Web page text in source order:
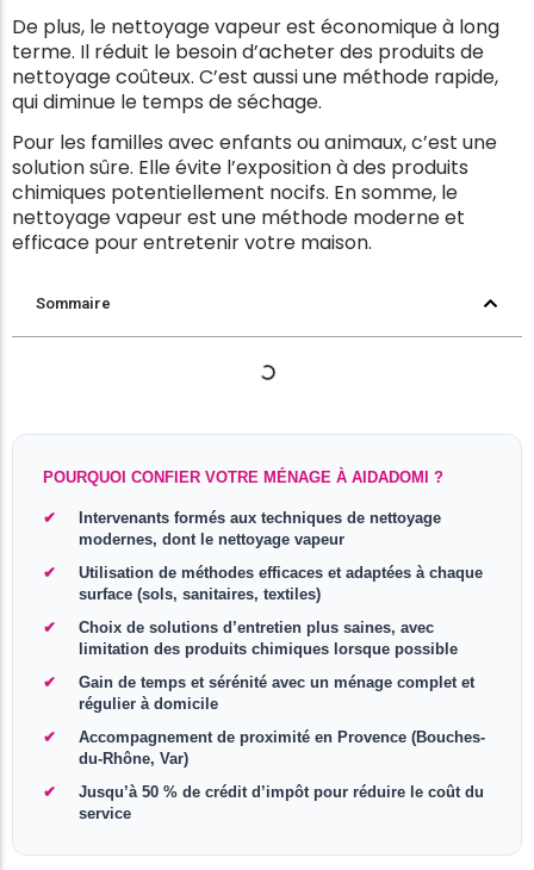
De plus, le nettoyage vapeur est économique à long
terme. Il réduit le besoin d’acheter des produits de
nettoyage coûteux. C’est aussi une méthode rapide,
qui diminue le temps de séchage.
Pour les familles avec enfants ou animaux, c’est une
solution sûre. Elle évite l’exposition à des produits
chimiques potentiellement nocifs. En somme, le
nettoyage vapeur est une méthode moderne et
efficace pour entretenir votre maison.
Sommaire
POURQUOI CONFIER VOTRE MÉNAGE À AIDADOMI ?
Intervenants formés aux techniques de nettoyage
modernes, dont le nettoyage vapeur
Utilisation de méthodes efficaces et adaptées à chaque
surface (sols, sanitaires, textiles)
Choix de solutions d’entretien plus saines, avec
limitation des produits chimiques lorsque possible
Gain de temps et sérénité avec un ménage complet et
régulier à domicile
Accompagnement de proximité en Provence (Bouches-
du-Rhône, Var)
Jusqu’à 50 % de crédit d’impôt pour réduire le coût du
service